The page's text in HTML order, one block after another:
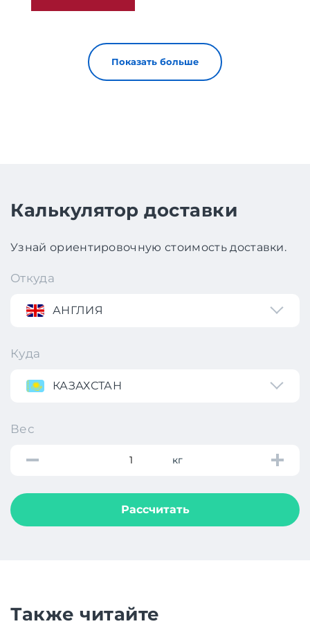
Показать больше
Калькулятор доставки
Узнай ориентировочную стоимость доставки.
Откуда
АНГЛИЯ
Куда
КАЗАХСТАН
Вес
кг
Рассчитать
Также читайте